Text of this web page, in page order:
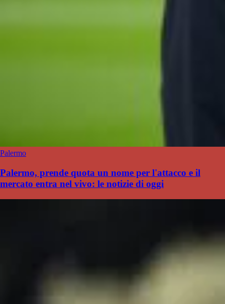
Palermo
Palermo, prende quota un nome per l'attacco e il
mercato entra nel vivo: le notizie di oggi